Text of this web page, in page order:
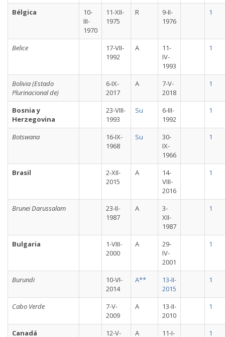
Bélgica
10-
III-
1970
11-XII-
1975
R
9-II-
1976
1
Belice
17-VII-
1992
A
11-
IV-
1993
1
Bolivia (Estado
Plurinacional de)
6-IX-
2017
A
7-V-
2018
1
Bosnia y
Herzegovina
23-VIII-
1993
Su
6-III-
1992
1
Botswana
16-IX-
1968
Su
30-
IX-
1966
1
Brasil
2-XII-
2015
A
14-
VIII-
2016
1
Brunei Darussalam
23-II-
1987
A
3-
XII-
1987
1
Bulgaria
1-VIII-
2000
A
29-
IV-
2001
1
Burundi
10-VI-
2014
A**
13-II-
2015
1
Cabo Verde
7-V-
2009
A
13-II-
2010
1
Canadá
12-V-
A
11-I-
1